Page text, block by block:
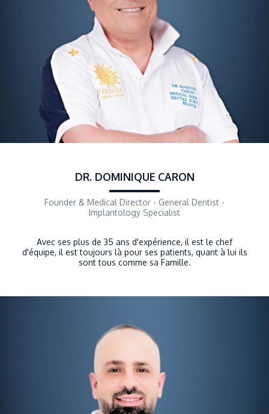
DR. DOMINIQUE CARON
Founder & Medical Director - General Dentist -
Implantology Specialist
Avec ses plus de 35 ans d'expérience, il est le chef
d'équipe, il est toujours là pour ses patients, quant à lui ils
sont tous comme sa Famille.